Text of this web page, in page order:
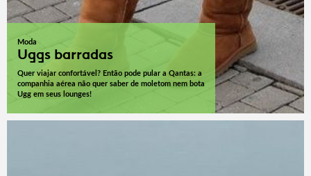
Moda
Uggs barradas
Quer viajar confortável? Então pode pular a Qantas: a
companhia aérea não quer saber de moletom nem bota
Ugg em seus lounges!